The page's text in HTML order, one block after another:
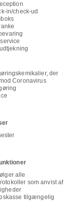
in/check-ud
der
Coronavirus
alle
som anvist af
tilgængelig